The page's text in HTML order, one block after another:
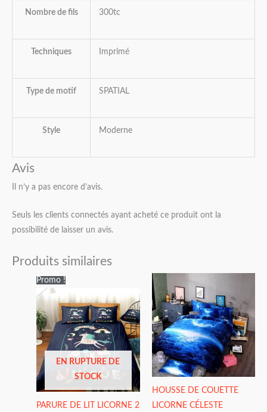
Nombre de fils 300tc
Techniques Imprimé
Type de motif SPATIAL
Style Moderne
Avis
Il n’y a pas encore d’avis.
Seuls les clients connectés ayant acheté ce produit ont la
possibilité de laisser un avis.
Produits similaires
Promo !
EN RUPTURE DE
STOCK
PARURE DE LIT LICORNE 2
prix :
44,95€
59,95€
HOUSSE DE COUETTE
LICORNE CÉLESTE
prix :
46,95€
à
60,95€